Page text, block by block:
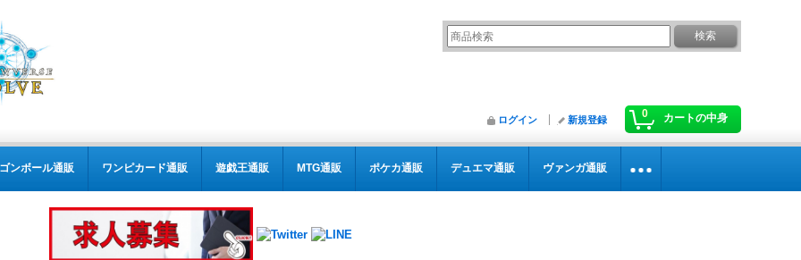
0 カートの中身
ログイン 新規登録
ンボール通販 ワンピカード通販 遊戯王通販 MTG通販 ポケカ通販 デュエマ通販 ヴァンガ通販